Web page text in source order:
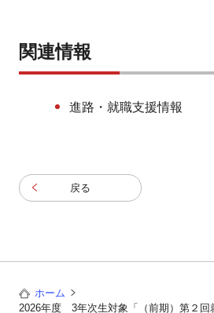
関連情報
進路・就職支援情報
戻る
ホーム
2026年度 3年次生対象「（前期）第２回